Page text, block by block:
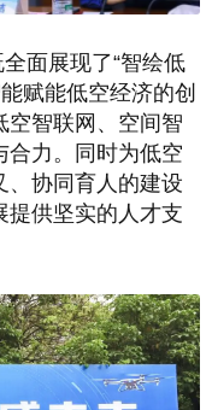
面展现了“智绘低
赋能低空经济的创
空智联网、空间智
合力。同时为低空
、协同育人的建设
提供坚实的人才支